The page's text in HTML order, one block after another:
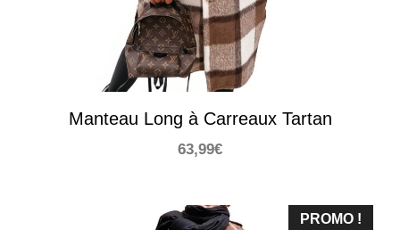
Manteau Long à Carreaux Tartan
63,99€
PROMO !